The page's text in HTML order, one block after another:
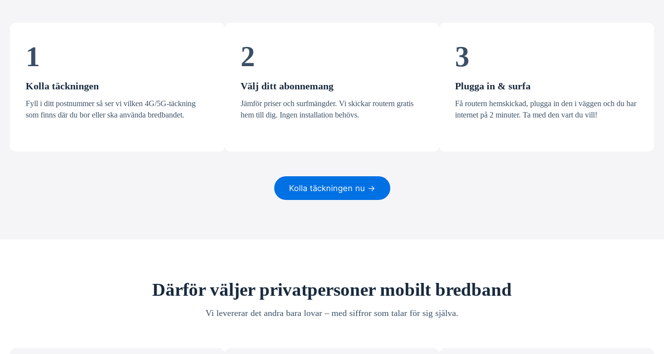
1
Kolla täckningen
Fyll i ditt postnummer så ser vi vilken 4G/5G-täckning
som finns där du bor eller ska använda bredbandet.
2
Välj ditt abonnemang
Jämför priser och surfmängder. Vi skickar routern gratis
hem till dig. Ingen installation behövs.
3
Plugga in & surfa
Få routern hemskickad, plugga in den i väggen och du har
internet på 2 minuter. Ta med den vart du vill!
Kolla täckningen nu →
Därför väljer privatpersoner mobilt bredband
Vi levererar det andra bara lovar – med siffror som talar för sig själva.